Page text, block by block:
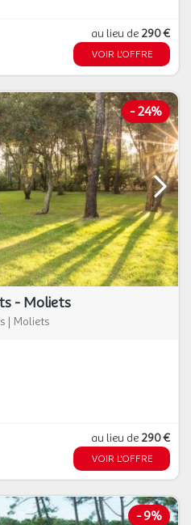
au lieu de 290 €
VOIR L'OFFRE
- 24%
- Moliets
| Moliets
au lieu de 290 €
VOIR L'OFFRE
-9%